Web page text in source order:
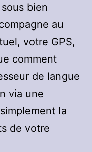
bien
au
votre GPS,
comment
de langue
via une
la
de votre